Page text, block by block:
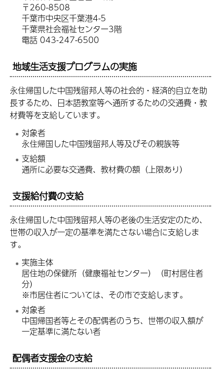
〒260-8508
千葉市中央区千葉港4-5
千葉県社会福祉センター3階
電話 043-247-6500
地域生活支援プログラムの実施
永住帰国した中国残留邦人等の社会的・経済的自立を助
長するため、日本語教室等へ通所するための交通費・教
材費等を支給しています。
対象者
永住帰国した中国残留邦人等及びその親族等
支給額
通所に必要な交通費、教材費の額（上限あり）
支援給付費の支給
永住帰国した中国残留邦人等の老後の生活安定のため、
世帯の収入が一定の基準を満たさない場合に支給しま
す。
実施主体
居住地の保健所（健康福祉センター）（町村居住者
分）
※市居住者については、その市で支給します。
対象者
中国帰国者等とその配偶者のうち、世帯の収入額が
一定基準に満たない者
配偶者支援金の支給